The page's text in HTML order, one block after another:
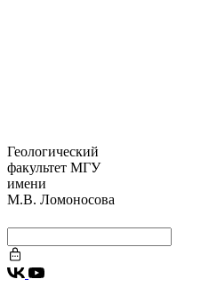
Геологический
факультет МГУ
имени
М.В. Ломоносова